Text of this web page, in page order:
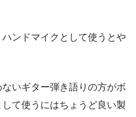
ンドマイクとして使うとや
いギター弾き語りの方がボ
て使うにはちょうど良い製